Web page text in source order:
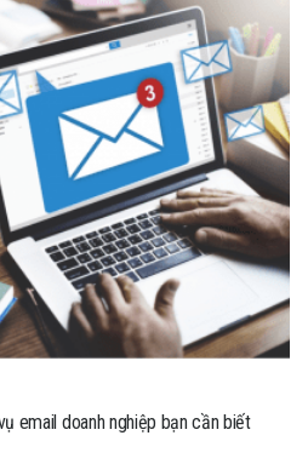
email doanh nghiệp bạn cần biết